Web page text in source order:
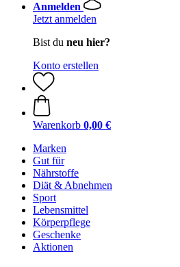
Anmelden
Jetzt anmelden
Bist du neu hier?
Konto erstellen
Warenkorb 0,00 €
Marken
Gut für
Nährstoffe
Diät & Abnehmen
Sport
Lebensmittel
Körperpflege
Geschenke
Aktionen